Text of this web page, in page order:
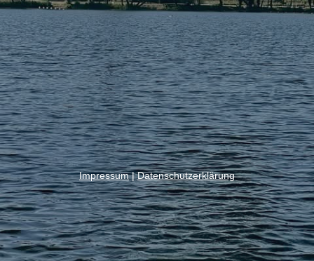
Impressum|Datenschutzerklärung